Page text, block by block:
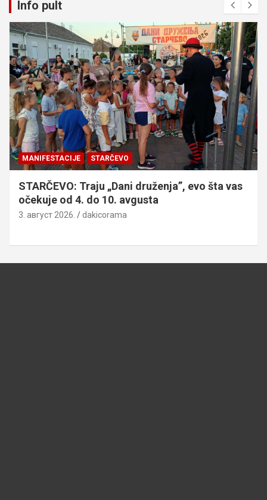
Info pult
MANIFESTACIJE STARČEVO
STARČEVO: Traju „Dani druženja”, evo šta vas
očekuje od 4. do 10. avgusta
3. август 2026. dakicorama